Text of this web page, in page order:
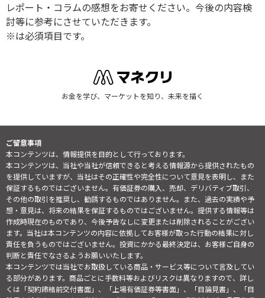
レポート・コラムの感想をお寄せください。今後の内容検
討等に参考にさせていただきます。
※は必須項目です。
お金を学び、マーケットを知り、未来を描く
ご留意事項
本コンテンツは、情報提供を目的として行っております。
本コンテンツは、当社や当社が信頼できると考える情報源から提供されたもの
を提供していますが、当社はその正確性や完全性について意見を表明し、また
保証するものではございません。有価証券の購入、売却、デリバティブ取引、
その他の取引を推奨し、勧誘するものではありません。また、過去の実績や予
想・意見は、将来の結果を保証するものではございません。提供する情報等は
作成時現在のものであり、今後予告なしに変更または削除されることがござい
ます。当社は本コンテンツの内容に依拠してお客様が取った行動の結果に対し
責任を負うものではございません。投資にかかる最終決定は、お客様ご自身の
判断と責任でなさるようお願いいたします。
本コンテンツでは当社でお取扱している商品・サービス等について言及してい
る部分があります。商品ごとに手数料等およびリスクは異なりますので、詳し
くは「契約締結前交付書面」、「上場有価証券等書面」、「目論見書」、「目